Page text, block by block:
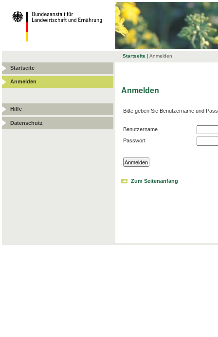
Startseite | Anmelden
Startseite
Anmelden
Hilfe
Datenschutz
Anmelden
Bitte geben Sie Benutzername und
Benutzername
Passwort
Zum Seitenanfang